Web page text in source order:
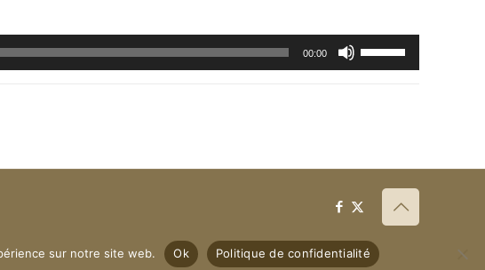
00:00
les
diminuer
volume.
sur notre site web. Ok Politique de confidentialité